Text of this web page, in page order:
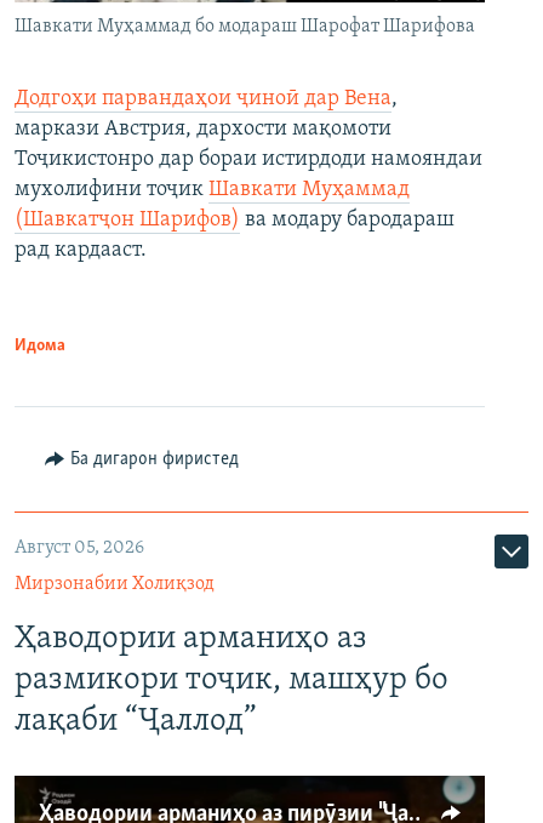
Шавкати Муҳаммад бо модараш Шарофат Шарифова
Додгоҳи парвандаҳои ҷиноӣ дар Вена,
маркази Австрия, дархости мақомоти
Тоҷикистонро дар бораи истирдоди намояндаи
мухолифини тоҷик Шавкати Муҳаммад
(Шавкатҷон Шарифов) ва модару бародараш
рад кардааст.
Идома
Ба дигарон фиристед
Август 05, 2026
Мирзонабии Холиқзод
Ҳаводории арманиҳо аз
размикори тоҷик, машҳур бо
лақаби “Ҷаллод”
Ҳаводории арманиҳо аз пирӯзии "Ҷаллод"-и тоҷик